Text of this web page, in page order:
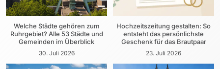
Welche Städte gehören zum
Ruhrgebiet? Alle 53 Städte und
Gemeinden im Überblick
30. Juli 2026
Hochzeitszeitung gestalten: So
entsteht das persönlichste
Geschenk für das Brautpaar
23. Juli 2026